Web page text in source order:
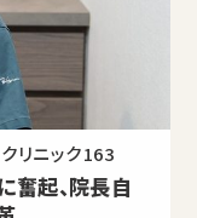
リニック163
奮起、院長自